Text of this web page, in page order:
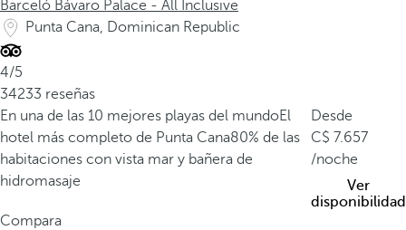
Barceló Bávaro Palace - All Inclusive
Punta Cana, Dominican Republic
4/5
34233 reseñas
En una de las 10 mejores playas del mundoEl
hotel más completo de Punta Cana80% de las
habitaciones con vista mar y bañera de
hidromasaje
Desde
7.657
/noche
Ver
disponibilidad
Compara
H
u
m
a
d
a
p